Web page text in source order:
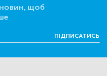
новин, щоб
ПІДПИСАТИСЬ